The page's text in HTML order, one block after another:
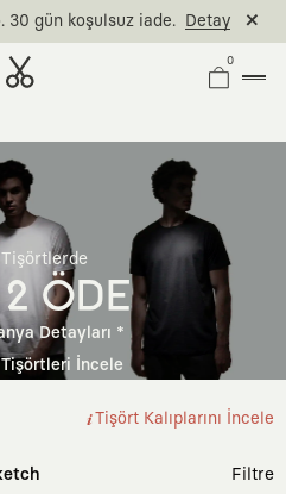
30 gün koşulsuz iade. Detay
0
ÖDE
Detayları *
Tişörtleri İncele
Tişört Kalıplarını İncele
Filtre